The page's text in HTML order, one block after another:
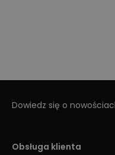
Dowiedz się o
Obsługa klienta